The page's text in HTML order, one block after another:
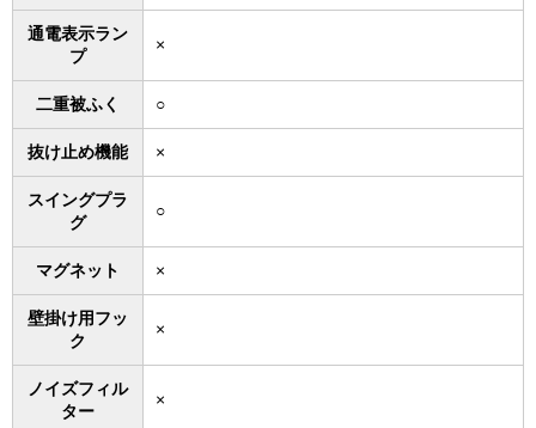
通電表示ラン
プ
×
二重被ふく ○
抜け止め機能 ×
スイングプラ
グ
○
マグネット ×
壁掛け用フッ
ク
×
ノイズフィル
ター
×